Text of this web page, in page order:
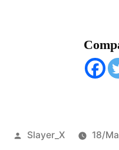
Posted
Slayer_X 18/